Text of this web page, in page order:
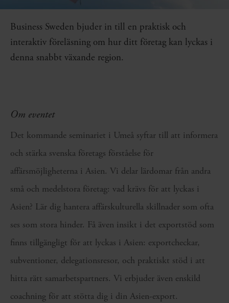
Business Sweden bjuder in till en praktisk och
interaktiv föreläsning om hur ditt företag kan lyckas i
denna snabbt växande region.
Om eventet
Det kommande seminariet i Umeå syftar till att informera
och stärka svenska företags förståelse för
affärsmöjligheterna i Asien. Vi delar lärdomar från andra
små och medelstora företag: vad krävs för att lyckas i
Asien? Lär dig hantera affärskulturella skillnader som ofta
ses som stora hinder. Få även insikt i det exportstöd som
finns tillgängligt för att lyckas i Asien: exportcheckar,
subventioner, delegationsresor, och praktiskt stöd i att
hitta rätt samarbetspartners. Vi erbjuder även enskild
coachning för att stötta dig i din Asien-export.